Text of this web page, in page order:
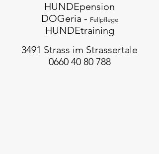
HUNDEpension
DOGeria - Fellpflege
HUNDEtraining
3491 Strass im Strassertale
0660 40 80 788